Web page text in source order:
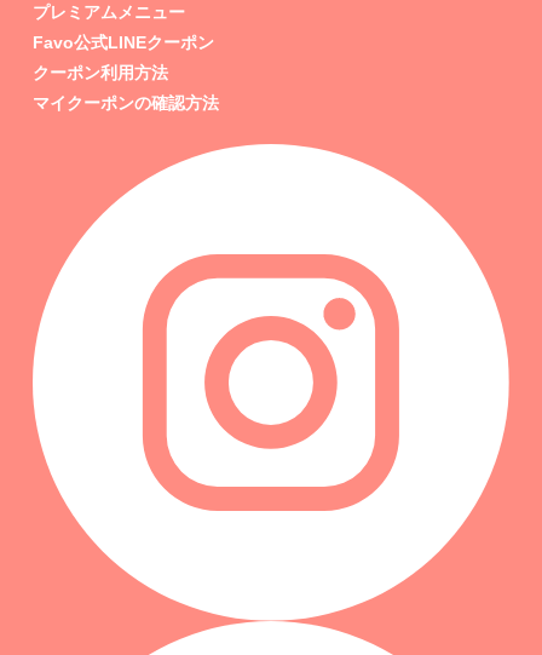
プレミアムメニュー
Favo公式LINEクーポン
クーポン利用方法
マイクーポンの確認方法